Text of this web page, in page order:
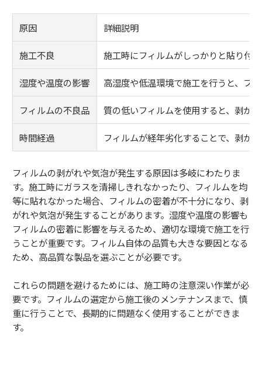
原因 詳細説明
施工不良 施工時にフィルムがしっかりと貼り付
湿度や温度の影響 高湿度や低温環境で施工を行うと、フ
フィルムの不良品 質の低いフィルムを使用すると、剥が
時間経過 フィルムが経年劣化することで、剥が
フィルムの剥がれや気泡が発生する原因は多岐にわたりま
す。施工時にガラスを清掃しきれなかったり、フィルムを均
等に貼れなかった場合、フィルムの密着が不十分になり、剥
がれや気泡が発生することがあります。湿度や温度の影響も
フィルムの密着に影響を与えるため、適切な環境で施工を行
うことが重要です。フィルム自体の品質も大きな要因となる
ため、高品質な製品を選ぶことが必要です。
これらの問題を避けるためには、施工時の注意深い作業が必
要です。フィルムの選定から施工後のメンテナンスまで、慎
重に行うことで、長期的に問題なく使用することができま
す。